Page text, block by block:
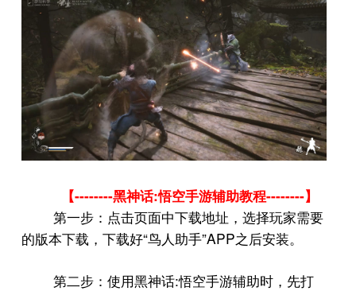
【--------黑神话:悟空手游辅助教程--------】
第一步：点击页面中下载地址，选择玩家需要
的版本下载，下载好“鸟人助手”APP之后安装。
第二步：使用黑神话:悟空手游辅助时，先打